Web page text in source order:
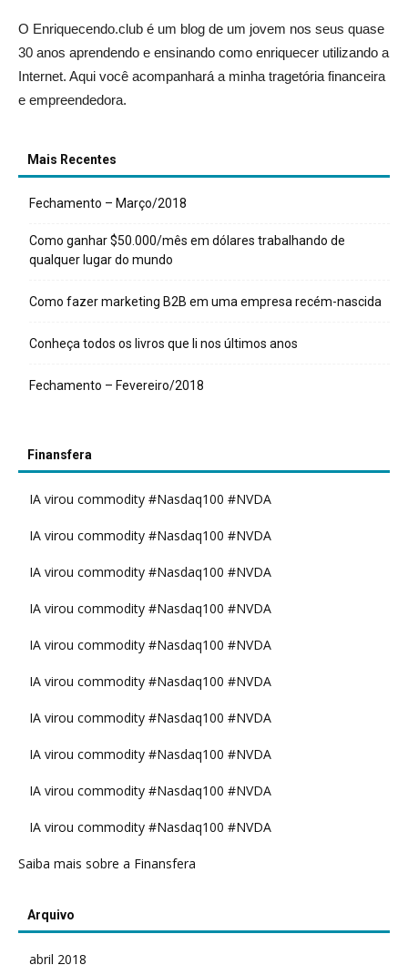
O Enriquecendo.club é um blog de um jovem nos seus quase
30 anos aprendendo e ensinando como enriquecer utilizando a
Internet. Aqui você acompanhará a minha tragetória financeira
e empreendedora.
Mais Recentes
Fechamento – Março/2018
Como ganhar $50.000/mês em dólares trabalhando de
qualquer lugar do mundo
Como fazer marketing B2B em uma empresa recém-nascida
Conheça todos os livros que li nos últimos anos
Fechamento – Fevereiro/2018
Finansfera
IA virou commodity #Nasdaq100 #NVDA
IA virou commodity #Nasdaq100 #NVDA
IA virou commodity #Nasdaq100 #NVDA
IA virou commodity #Nasdaq100 #NVDA
IA virou commodity #Nasdaq100 #NVDA
IA virou commodity #Nasdaq100 #NVDA
IA virou commodity #Nasdaq100 #NVDA
IA virou commodity #Nasdaq100 #NVDA
IA virou commodity #Nasdaq100 #NVDA
IA virou commodity #Nasdaq100 #NVDA
Saiba mais sobre a Finansfera
Arquivo
abril 2018